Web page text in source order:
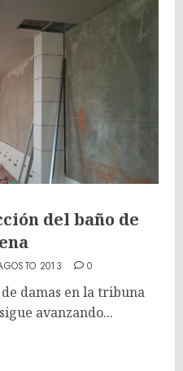
del baño de
2013 0
damas en la tribuna
avanzando...